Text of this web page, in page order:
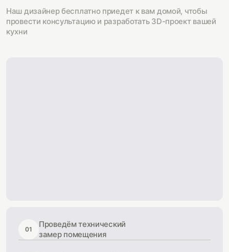
Наш дизайнер бесплатно приедет к вам домой, чтобы
провести консультацию и разработать 3D-проект вашей
кухни
01
Проведём технический
замер помещения